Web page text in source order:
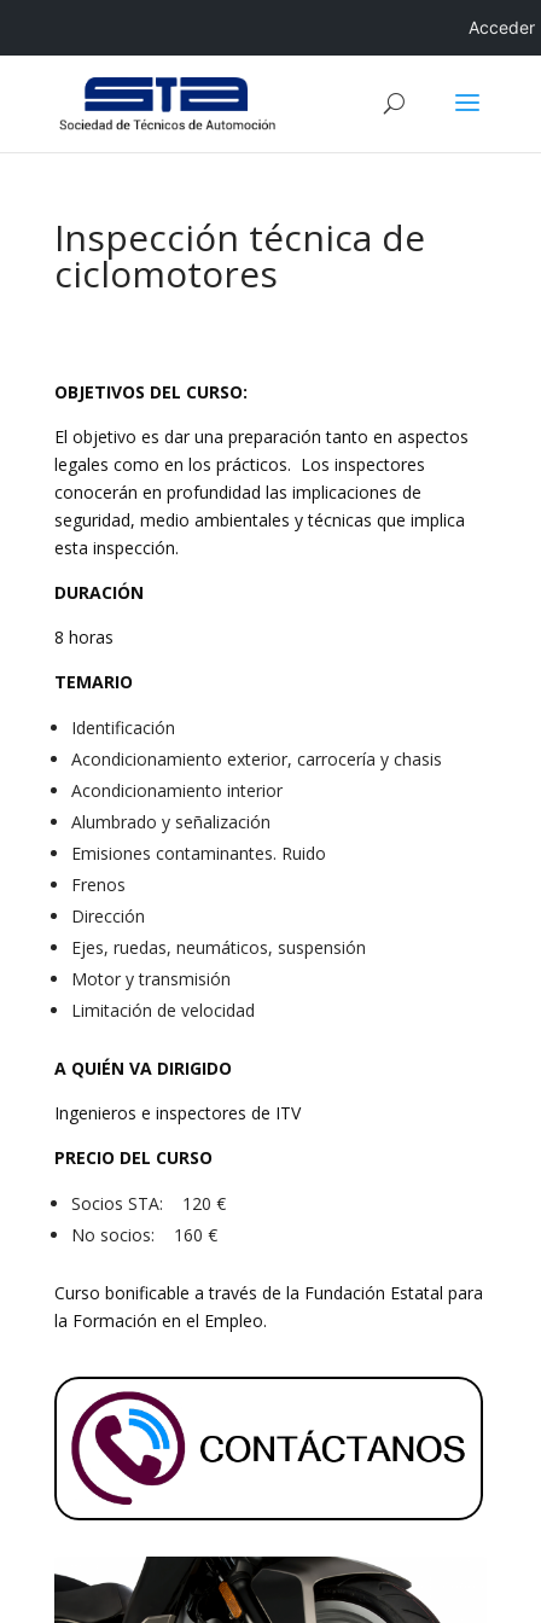
Inspección técnica de
ciclomotores
OBJETIVOS DEL CURSO:
El objetivo es dar una preparación tanto en aspectos
legales como en los prácticos. Los inspectores
conocerán en profundidad las implicaciones de
seguridad, medio ambientales y técnicas que implica
esta inspección.
DURACIÓN
8 horas
TEMARIO
Identificación
Acondicionamiento exterior, carrocería y chasis
Acondicionamiento interior
Alumbrado y señalización
Emisiones contaminantes. Ruido
Frenos
Dirección
Ejes, ruedas, neumáticos, suspensión
Motor y transmisión
Limitación de velocidad
A QUIÉN VA DIRIGIDO
Ingenieros e inspectores de ITV
PRECIO DEL CURSO
Socios STA: 120 €
No socios: 160 €
Curso bonificable a través de la Fundación Estatal para
la Formación en el Empleo.
Acceder